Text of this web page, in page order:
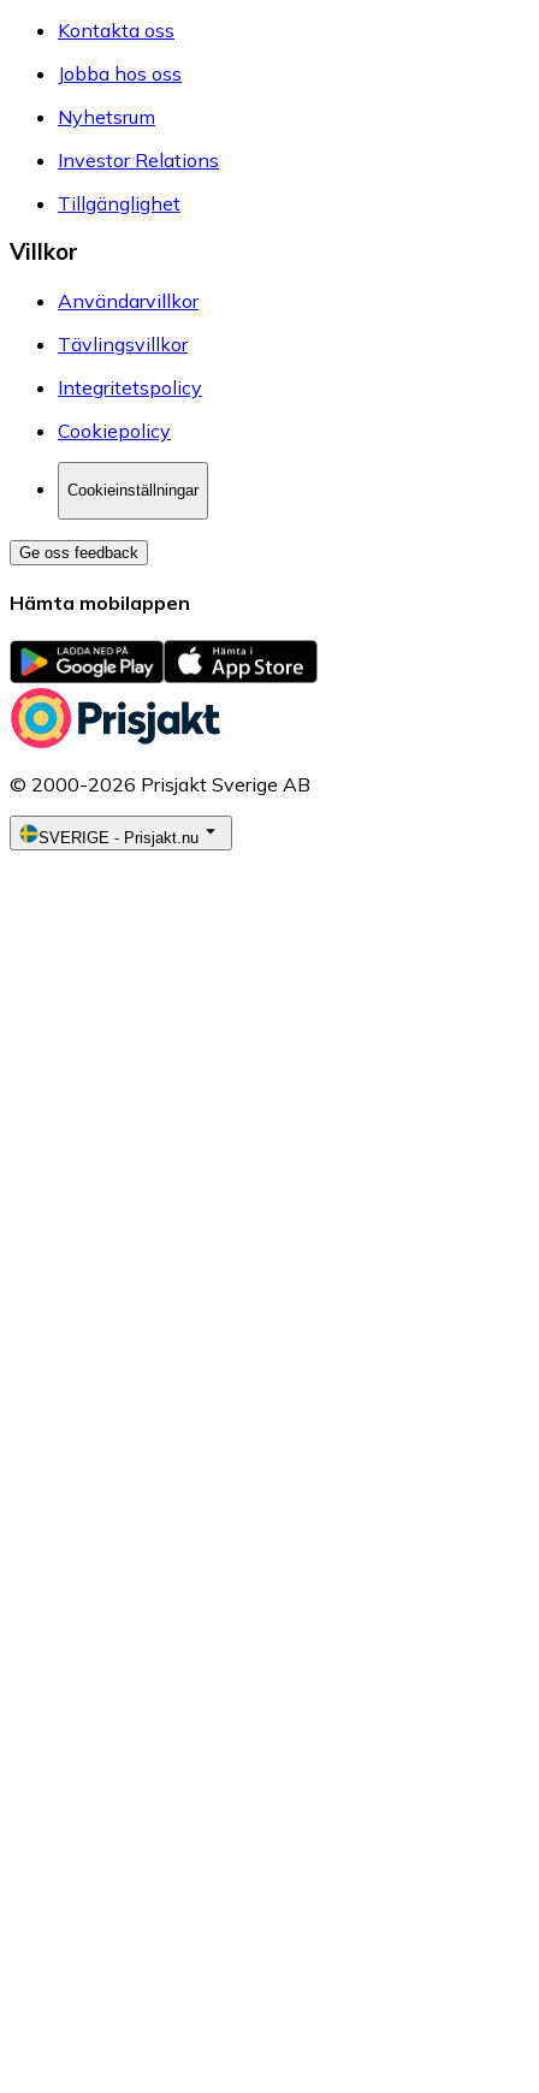
Kontakta oss
Jobba hos oss
Nyhetsrum
Investor Relations
Tillgänglighet
Villkor
Användarvillkor
Tävlingsvillkor
Integritetspolicy
Cookiepolicy
Cookieinställningar
Ge oss feedback
Hämta mobilappen
© 2000-2026 Prisjakt Sverige AB
SVERIGE - Prisjakt.nu